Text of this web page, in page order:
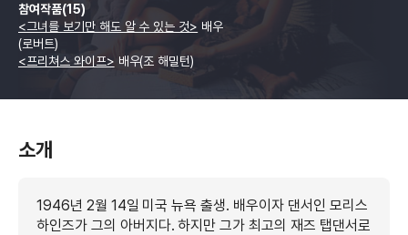
참여작품(15)
<그녀를 보기만 해도 알 수 있는 것> 배우
(로버트)
<프리쳐스 와이프> 배우(조 해밀턴)
소개
1946년 2월 14일 미국 뉴욕 출생. 배우이자 댄서인 모리스
하인즈가 그의 아버지다. 하지만 그가 최고의 재즈 탭댄서로